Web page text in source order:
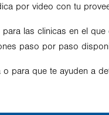
por video con tu
las clinicas en el
paso por paso
para que te ayuden a